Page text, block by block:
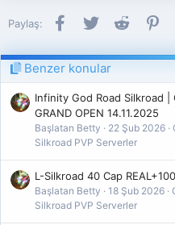
Paylaş: FacebookTwitter Reddit
Benzer konular
Infinity God Road Silkroad |
GRAND OPEN 14.11.2025
Başlatan Betty 22 Şub 2026
Silkroad PVP Serverler
L-Silkroad 40 Cap
Başlatan Betty 18 Şub 2026
Silkroad PVP Serverler